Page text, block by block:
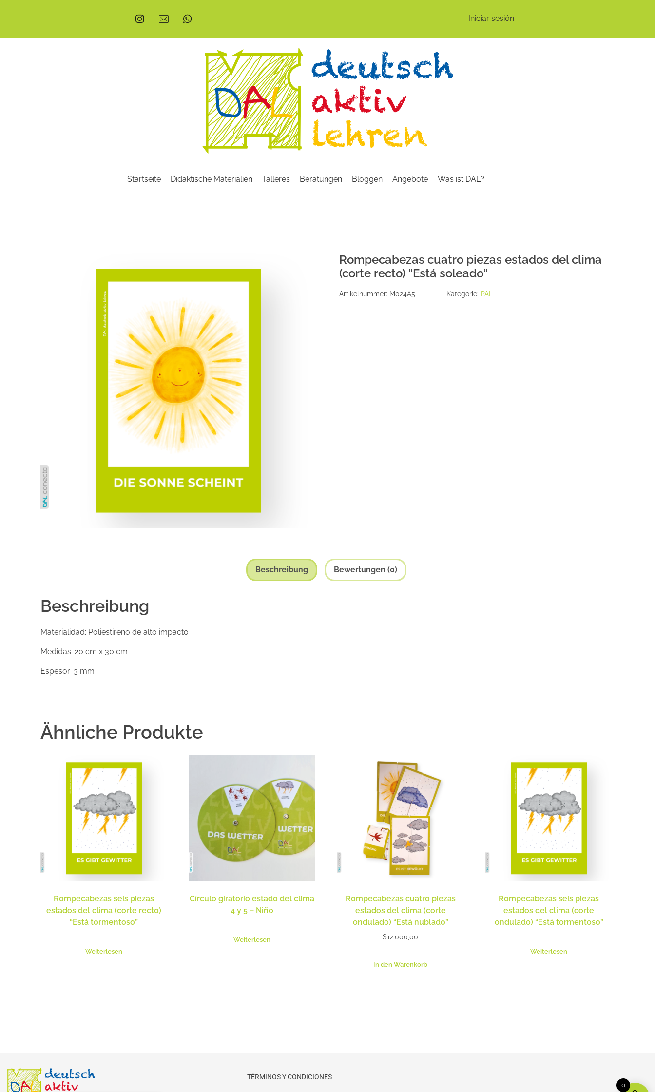
Iniciar sesión
Startseite Didaktische Materialien Talleres Beratungen Bloggen Angebote Was ist DAL?
Rompecabezas cuatro piezas estados del clima
(corte recto) “Está soleado”
Artikelnummer: M024A5 Kategorie: PAI
Beschreibung Bewertungen (0)
Beschreibung
Materialidad: Poliestireno de alto impacto
Medidas: 20 cm x 30 cm
Espesor: 3 mm
Ähnliche Produkte
Rompecabezas seis piezas
estados del clima (corte recto)
“Está tormentoso”
Weiterlesen
Círculo giratorio estado del clima
4 y 5 – Niño
Weiterlesen
Rompecabezas cuatro piezas
estados del clima (corte
ondulado) “Está nublado”
$12.000,00
In den Warenkorb
Rompecabezas seis piezas
estados del clima (corte
ondulado) “Está tormentoso”
Weiterlesen
TÉRMINOS Y CONDICIONES
0